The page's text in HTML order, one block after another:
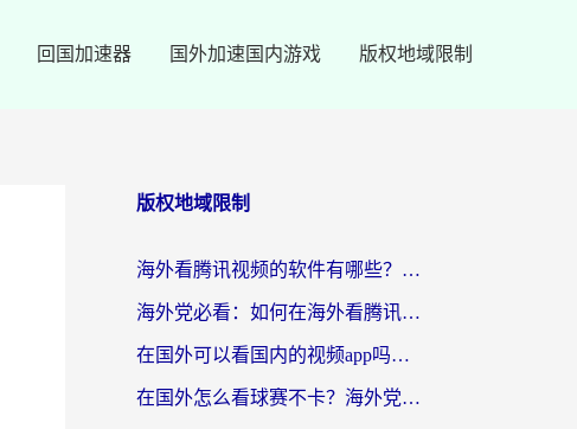
回国加速器 国外加速国内游戏 版权地域限制
版权地域限制
海外看腾讯视频的软件有哪些？2026实测有效，留学生都在用的回国加速器指南
海外党必看：如何在海外看腾讯体育？解决赛事直播地区限制的终极指南
在国外可以看国内的视频app吗知乎？海外党亲测有效的追剧加速方案
在国外怎么看球赛不卡？海外党专属体育直播自由指南